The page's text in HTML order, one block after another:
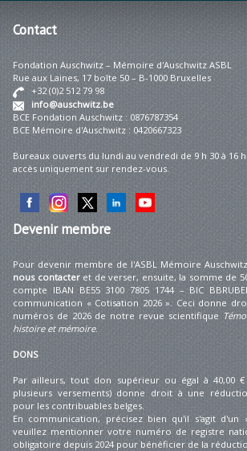
Contact
Fondation Auschwitz – Mémoire d'Auschwitz ASBL
Rue aux Laines, 17 boîte 50 – B-1000 Bruxelles
+32 (0)2 512 79 98
info@auschwitz.be
BCE Fondation Auschwitz : 0876787354
BCE Mémoire d'Auschwitz : 0420667323
Bureaux ouverts du lundi au vendredi de 9 h 30 à 16 h
accès uniquement sur rendez-vous.
Devenirmembre
Pour devenir membre de l'ASBL Mémoire
nous contacteret de verser, ensuite, la somme de
compte IBAN BE55 3100 7805 1744 – BIC
communication « Cotisation 2026 ». Ceci donne
numéros de 2026 de notre revue scientifique
histoire et mémoire.
DONS
Par ailleurs, tout don supérieur ou égal à 40,00
plusieurs versements) donne droit à une
pour les contribuables belges.
En communication, précisez bien qu'il s'agit d'un
veuillez mentionner votre numéro de registre
obligatoire depuis 2024 pour bénéficier de la